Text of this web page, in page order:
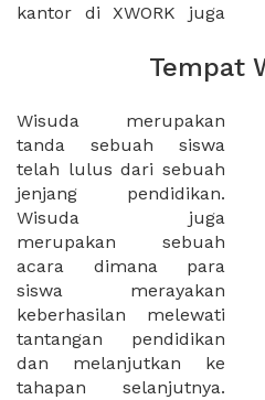
kantor di XWORK juga
Tempat
Wisuda merupakan
tanda sebuah siswa
telah lulus dari sebuah
jenjang pendidikan.
Wisuda juga
merupakan sebuah
acara dimana para
siswa merayakan
keberhasilan melewati
tantangan pendidikan
dan melanjutkan ke
tahapan selanjutnya.
wisudawan, para
pendidik, para pegawai
instansi pendidikan dan
juga keluarga
wisudawan yang akan
datang. Pilihlah tempat
wisuda yang strategis,
dan memiliki lokasi
yang mudah dijangkau,
serta memiliki katering
terbaik. Temukan dan
sewa tempat wisuda di